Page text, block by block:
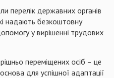
перелік державних органів
надають безкоштовну
у вирішенні трудових
переміщених осіб – це
для успішної адаптації